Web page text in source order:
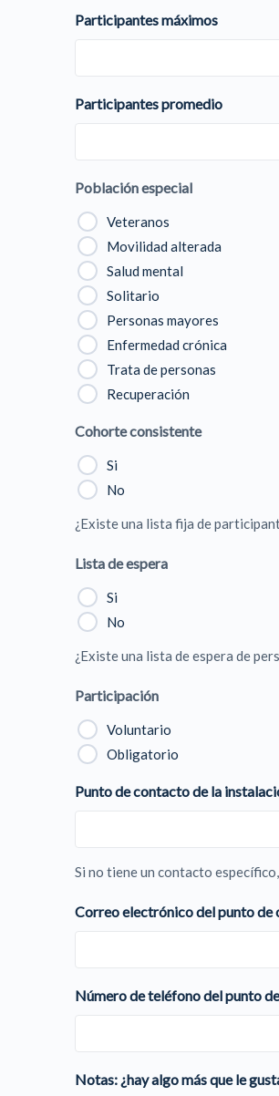
Participantes máximos
Participantes promedio
Población especial
Veteranos
Movilidad alterada
Salud mental
Solitario
Personas mayores
Enfermedad crónica
Trata de personas
Recuperación
Cohorte consistente
Si
No
¿Existe una lista fija de
Lista de espera
Si
No
¿Existe una lista de espera de
Participación
Voluntario
Obligatorio
Punto de contacto de la
Si no tiene un contacto
Correo electrónico del punto de
Número de teléfono del punto
Notas: ¿hay algo más que le